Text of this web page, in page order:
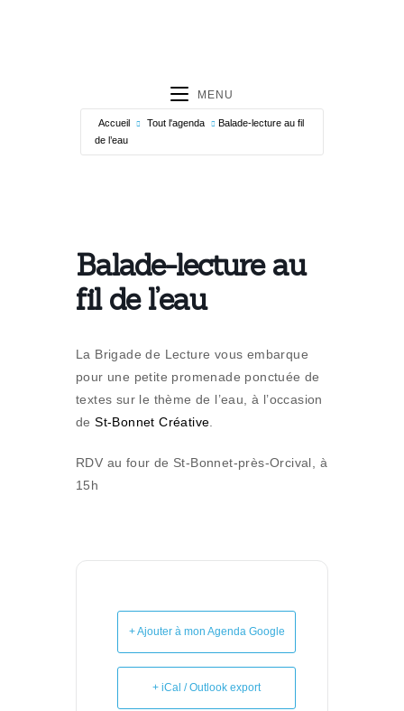
MENU
Accueil Tout l'agenda
Balade-lecture au fil
de l’eau
Balade-lecture au
fil de l’eau
La Brigade de Lecture vous embarque
pour une petite promenade ponctuée de
textes sur le thème de l’eau, à l’occasion
deSt-Bonnet Créative
RDV au four de St-Bonnet-près-Orcival, à
15h
+ Ajouter à mon Agenda Google
+ iCal / Outlook export